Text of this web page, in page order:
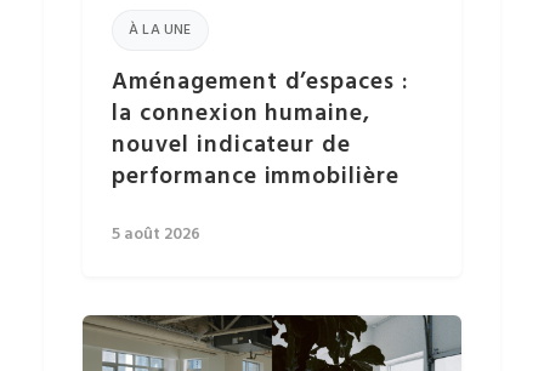
À LA UNE
Aménagement d’espaces :
la connexion humaine,
nouvel indicateur de
performance immobilière
5 août 2026